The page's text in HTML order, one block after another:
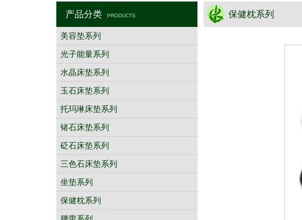
产品分类 PRODUCTS
美容垫系列
光子能量系列
水晶床垫系列
玉石床垫系列
托玛琳床垫系列
锗石床垫系列
砭石床垫系列
三色石床垫系列
坐垫系列
保健枕系列
保健枕系列